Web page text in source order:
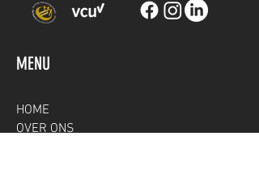
MENU
HOME
OVER ONS